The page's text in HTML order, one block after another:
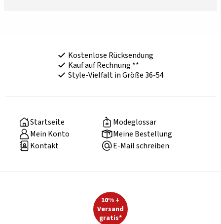
Kostenlose Rücksendung
Kauf auf Rechnung **
Style-Vielfalt in Größe 36-54
Startseite
Modeglossar
Mein Konto
Meine Bestellung
Kontakt
E-Mail schreiben
10% +
Versand
gratis*